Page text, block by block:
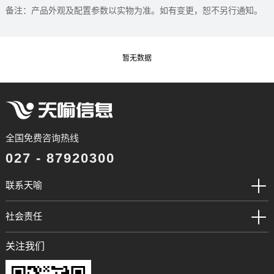
备注：产品外观及配置参数以实物为准。如有变更，恕不另行通知。
暂无数据
全国免费咨询热线
027 - 87920300
联系天喻
社会责任
关注我们